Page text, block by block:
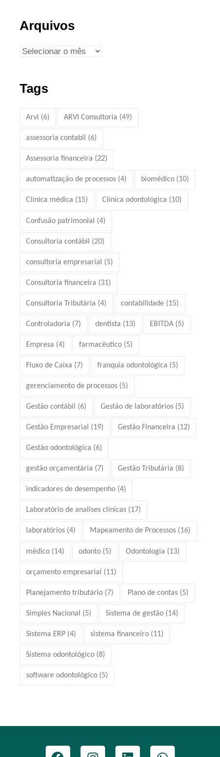
Arquivos
Tags
Arvi (6) ARVI Consultoria (49)
assessoria contabil (6)
Assessoria financeira (22)
automatização de processos (4) biomédico (10)
Clínica médica (15) Clínica odontológica (10)
Confusão patrimonial (4)
Consultoria contábil (20)
consultoria empresarial (5)
Consultoria financeira (31)
Consultoria Tributária (4) contabilidade (15)
Controladoria (7) dentista (13) EBITDA (5)
Empresa (4) farmacêutico (5)
Fluxo de Caixa (7) franquia odontológica (5)
gerenciamento de processos (5)
Gestão contábil (6) Gestão de laboratórios (5)
Gestão Empresarial (19) Gestão Financeira (12)
Gestão odontológica (6)
gestão orçamentária (7) Gestão Tributária (8)
indicadores de desempenho (4)
Laboratório de analises clínicas (17)
laboratórios (4) Mapeamento de Processos (16)
médico (14) odonto (5) Odontologia (13)
orçamento empresarial (11)
Planejamento tributário (7) Plano de contas (5)
Simples Nacional (5) Sistema de gestão (14)
Sistema ERP (4) sistema financeiro (11)
Sistema odontológico (8)
software odontológico (5)